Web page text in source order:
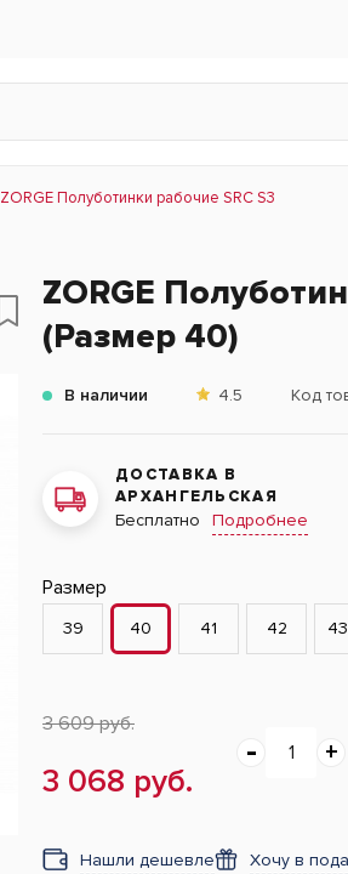
ZORGE Полуботинки рабочие SRC S3
ZORGE
(Размер 40)
В наличии 4.5 Код
ДОСТАВКА В
АРХАНГЕЛЬСКАЯ
Бесплатно Подробнее
Размер
39 40 41 42
3 068 руб.
3 609 руб.
Нашли дешевле Хочу в